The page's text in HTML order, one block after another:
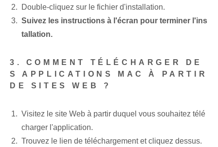
Double-cliquez sur le fichier d'installation.
Suivez les instructions à l'écran pour terminer l'ins
tallation.
3. COMMENT TÉLÉCHARGER DE
S APPLICATIONS MAC À PARTIR
DE SITES WEB ?
Visitez le site Web à partir duquel vous souhaitez télé
charger l'application.
Trouvez le lien de téléchargement et cliquez dessus.